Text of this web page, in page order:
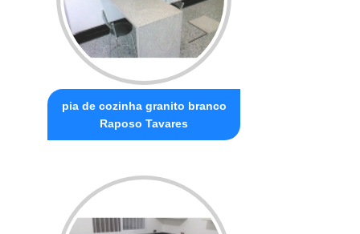
pia de cozinha granito branco
Raposo Tavares